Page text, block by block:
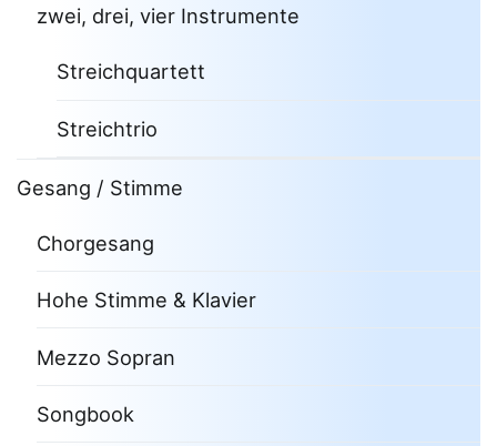
zwei, drei, vier Instrumente
Streichquartett
Streichtrio
Gesang / Stimme
Chorgesang
Hohe Stimme & Klavier
Mezzo Sopran
Songbook